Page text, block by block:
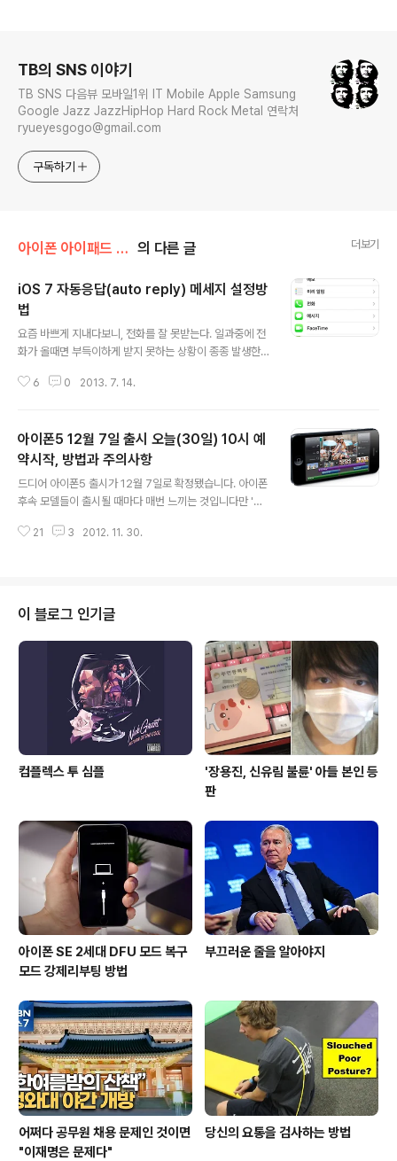
TB의 SNS 이야기
TB SNS 다음뷰 모바일1위 IT Mobile Apple Samsung
Google Jazz JazzHipHop Hard Rock Metal 연락처
ryueyesgogo@gmail.com
구독하기
아이폰 아이패드 강좌 의 다른 글 더보기
iOS 7 자동응답(auto reply) 메세지 설정방
법
요즘 바쁘게 지내다보니, 전화를 잘 못받는다. 일과중에 전
화가 올때면 부득이하게 받지 못하는 상황이 종종 발생한
있는 부분에서 전화를 받기 위해 눈치를 보거나 밖으로 나
전화가 종료되면서, 상대방에게는 자동으로 음성사서함으
로 연결된다. 2. 전원버튼 1번 클릭: 벨소리 혹은 진동이 무
음으로 변경된다. 3. 탈옥 후 시디아 트윅을 활용한다. 정도
이다. 애플은 탈옥을 제한중이다. 그런데 아이러니하게도
안드로이드가 xda와 함께 발전하듯 iOS는 cydia와 함께
발전중이다. 예를 들자면, iOS 7의 대표적인 UI features
6 0 2013. 7. 14.
아이폰5 12월 7일 출시 오늘(30일) 10시 예
약시작, 방법과 주의사항
드디어 아이폰5 출시가 12월 7일로 확정됐습니다. 아이폰
후속 모델들이 출시될 때마다 매번 느끼는 것입니다만 '국
30일) 10부터 SKT(tworld.co.kr) KT(www.olleh.co
→ 찾으면서 개통하는 방식입니다. 아이폰5 예약 가입시
이번에도 꼭 당부드리고 싶은 말은, 각 통신사별 공식(도 아
닐지도 모릅니다만 어쨋든)을 자처하는 '대리점' 또는 '온라
인 스토어' 입니다. '공식'은 맞는데 '아이폰5 공식 예약'은
아닙니다. 무슨 얘기인고 하니, 정식 아이폰5 예약은..
21 3 2012. 11. 30.
이 블로그 인기글
컴플렉스 투 심플
'장용진, 신유림 불륜' 아들 본인 등
판
아이폰 SE 2세대 DFU 모드 복구
모드 강제리부팅 방법
부끄러운 줄을 알아야지
어쩌다 공무원 채용 문제인 것이면
"이재명은 문제다"
당신의 요통을 검사하는 방법